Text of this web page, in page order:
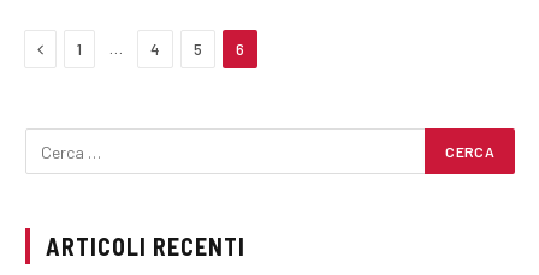
Previous
1 4 5 6
ARTICOLI RECENTI